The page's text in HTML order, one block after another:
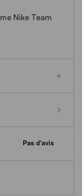
Nike Team